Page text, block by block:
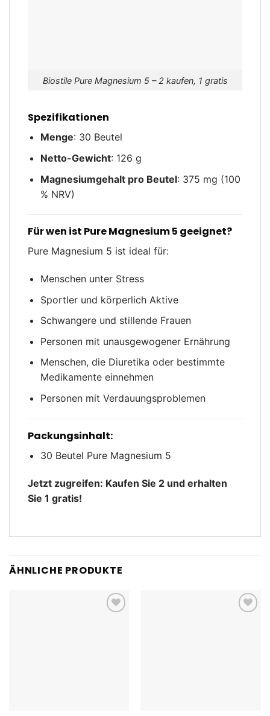
Biostile Pure Magnesium 5 – 2 kaufen, 1 gratis
Spezifikationen
Menge: 30 Beutel
Netto-Gewicht: 126 g
Magnesiumgehalt pro Beutel: 375 mg (100
% NRV)
Für wen ist Pure Magnesium 5 geeignet?
Pure Magnesium 5 ist ideal für:
Menschen unter Stress
Sportler und körperlich Aktive
Schwangere und stillende Frauen
Personen mit unausgewogener Ernährung
Menschen, die Diuretika oder bestimmte
Medikamente einnehmen
Personen mit Verdauungsproblemen
Packungsinhalt:
30 Beutel Pure Magnesium 5
Jetzt zugreifen: Kaufen Sie 2 und erhalten
Sie 1 gratis!
ÄHNLICHE PRODUKTE